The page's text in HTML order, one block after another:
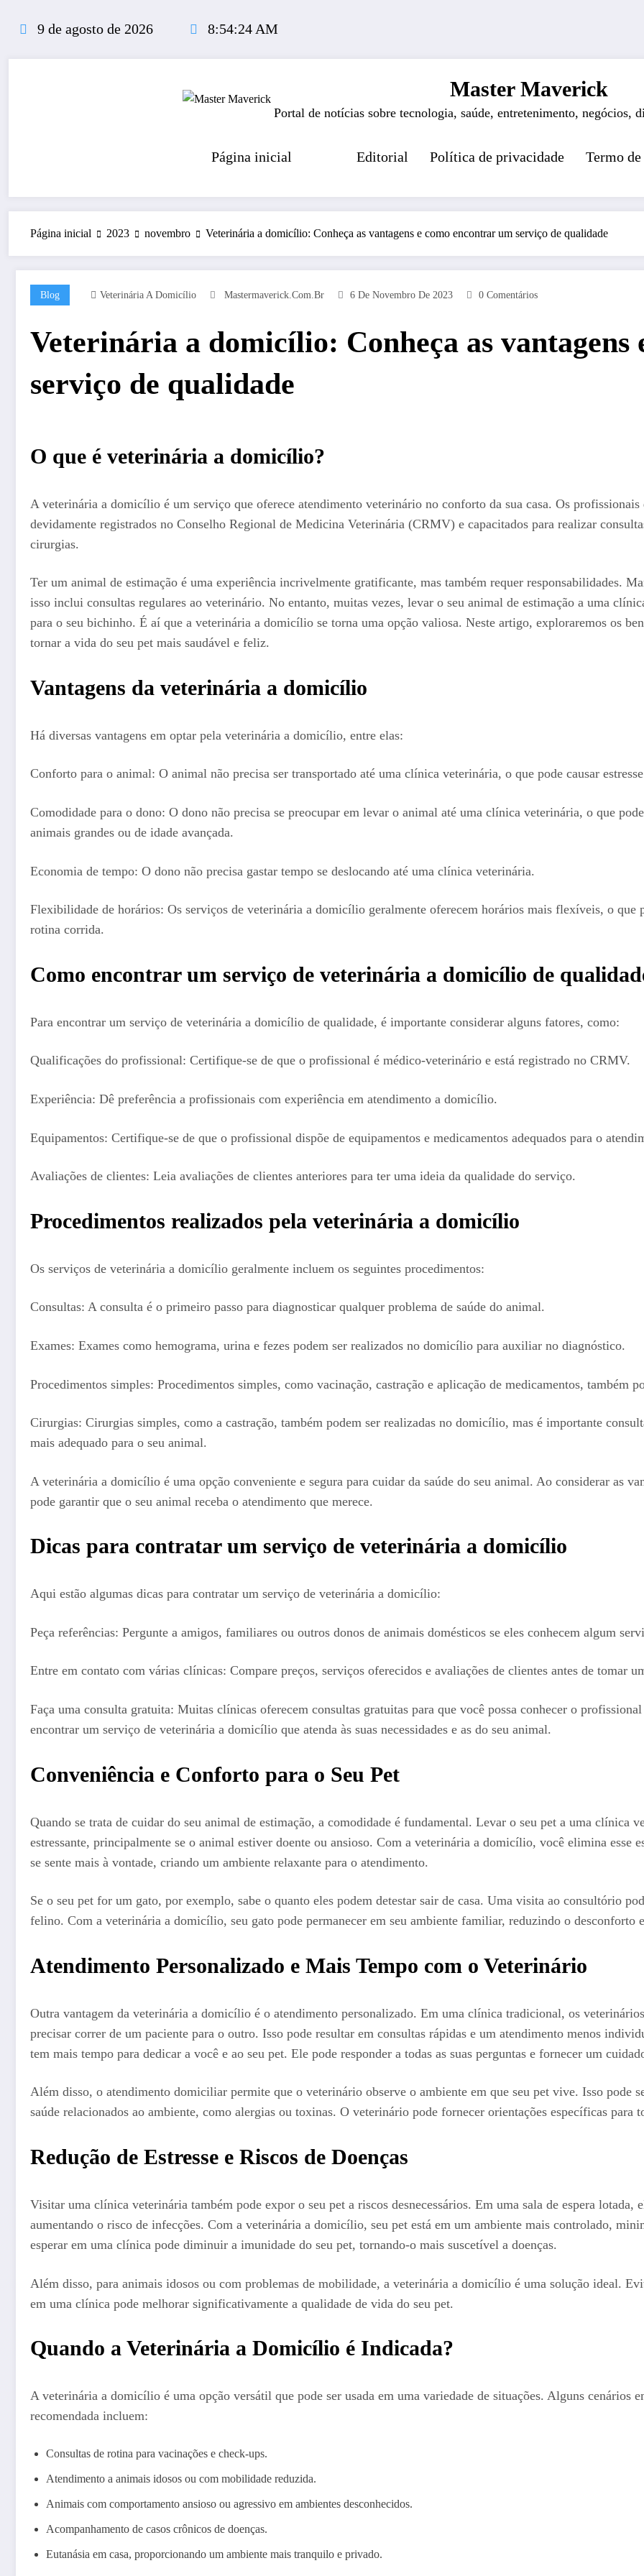
conteúdo
9 de agosto de 2026 8:54:25 AM
Master Maverick
Portal de notícias sobre tecnologia, saúde, entretenimento, negócios,
Página inicial Editorial Política de privacidade Termo
Página inicial 2023 novembro Veterinária a domicílio: Conheça as vantagens e como encontrar um serviço de qualidade
Blog Veterinária A Domicílio Mastermaverick.com.br 6 De Novembro De 2023 0 Comentários
Veterinária a domicílio: Conheça as vantagens
serviço de qualidade
O que é veterinária a domicílio?
A veterinária a domicílio é um serviço que oferece atendimento veterinário no conforto da sua casa. Os profissionais
devidamente registrados no Conselho Regional de Medicina Veterinária (CRMV) e capacitados para realizar
cirurgias.
Ter um animal de estimação é uma experiência incrivelmente gratificante, mas também requer responsabilidades.
isso inclui consultas regulares ao veterinário. No entanto, muitas vezes, levar o seu animal de estimação a uma
para o seu bichinho. É aí que a veterinária a domicílio se torna uma opção valiosa. Neste artigo, exploraremos os
tornar a vida do seu pet mais saudável e feliz.
Vantagens da veterinária a domicílio
Há diversas vantagens em optar pela veterinária a domicílio, entre elas:
Conforto para o animal: O animal não precisa ser transportado até uma clínica veterinária, o que pode causar
Comodidade para o dono: O dono não precisa se preocupar em levar o animal até uma clínica veterinária, o que
animais grandes ou de idade avançada.
Economia de tempo: O dono não precisa gastar tempo se deslocando até uma clínica veterinária.
Flexibilidade de horários: Os serviços de veterinária a domicílio geralmente oferecem horários mais flexíveis, o que
rotina corrida.
Como encontrar um serviço de veterinária a domicílio de
Para encontrar um serviço de veterinária a domicílio de qualidade, é importante considerar alguns fatores, como:
Qualificações do profissional: Certifique-se de que o profissional é médico-veterinário e está registrado no CRMV.
Experiência: Dê preferência a profissionais com experiência em atendimento a domicílio.
Equipamentos: Certifique-se de que o profissional dispõe de equipamentos e medicamentos adequados para o
Avaliações de clientes: Leia avaliações de clientes anteriores para ter uma ideia da qualidade do serviço.
Procedimentos realizados pela veterinária a domicílio
Os serviços de veterinária a domicílio geralmente incluem os seguintes procedimentos:
Consultas: A consulta é o primeiro passo para diagnosticar qualquer problema de saúde do animal.
Exames: Exames como hemograma, urina e fezes podem ser realizados no domicílio para auxiliar no diagnóstico.
Procedimentos simples: Procedimentos simples, como vacinação, castração e aplicação de medicamentos, também
Cirurgias: Cirurgias simples, como a castração, também podem ser realizadas no domicílio, mas é importante
mais adequado para o seu animal.
A veterinária a domicílio é uma opção conveniente e segura para cuidar da saúde do seu animal. Ao considerar as
pode garantir que o seu animal receba o atendimento que merece.
Dicas para contratar um serviço de veterinária a domicílio
Aqui estão algumas dicas para contratar um serviço de veterinária a domicílio:
Peça referências: Pergunte a amigos, familiares ou outros donos de animais domésticos se eles conhecem algum
Entre em contato com várias clínicas: Compare preços, serviços oferecidos e avaliações de clientes antes de tomar
Faça uma consulta gratuita: Muitas clínicas oferecem consultas gratuitas para que você possa conhecer o
encontrar um serviço de veterinária a domicílio que atenda às suas necessidades e as do seu animal.
Conveniência e Conforto para o Seu Pet
Quando se trata de cuidar do seu animal de estimação, a comodidade é fundamental. Levar o seu pet a uma clínica
estressante, principalmente se o animal estiver doente ou ansioso. Com a veterinária a domicílio, você elimina esse
se sente mais à vontade, criando um ambiente relaxante para o atendimento.
Se o seu pet for um gato, por exemplo, sabe o quanto eles podem detestar sair de casa. Uma visita ao consultório
felino. Com a veterinária a domicílio, seu gato pode permanecer em seu ambiente familiar, reduzindo o desconforto
Atendimento Personalizado e Mais Tempo com o Veterinário
Outra vantagem da veterinária a domicílio é o atendimento personalizado. Em uma clínica tradicional, os
precisar correr de um paciente para o outro. Isso pode resultar em consultas rápidas e um atendimento menos
tem mais tempo para dedicar a você e ao seu pet. Ele pode responder a todas as suas perguntas e fornecer um
Além disso, o atendimento domiciliar permite que o veterinário observe o ambiente em que seu pet vive. Isso pode
saúde relacionados ao ambiente, como alergias ou toxinas. O veterinário pode fornecer orientações específicas para
Redução de Estresse e Riscos de Doenças
Visitar uma clínica veterinária também pode expor o seu pet a riscos desnecessários. Em uma sala de espera lotada,
aumentando o risco de infecções. Com a veterinária a domicílio, seu pet está em um ambiente mais controlado,
esperar em uma clínica pode diminuir a imunidade do seu pet, tornando-o mais suscetível a doenças.
Além disso, para animais idosos ou com problemas de mobilidade, a veterinária a domicílio é uma solução ideal.
em uma clínica pode melhorar significativamente a qualidade de vida do seu pet.
Quando a Veterinária a Domicílio é Indicada?
A veterinária a domicílio é uma opção versátil que pode ser usada em uma variedade de situações. Alguns cenários
recomendada incluem:
Consultas de rotina para vacinações e check-ups.
Atendimento a animais idosos ou com mobilidade reduzida.
Animais com comportamento ansioso ou agressivo em ambientes desconhecidos.
Acompanhamento de casos crônicos de doenças.
Eutanásia em casa, proporcionando um ambiente mais tranquilo e privado.